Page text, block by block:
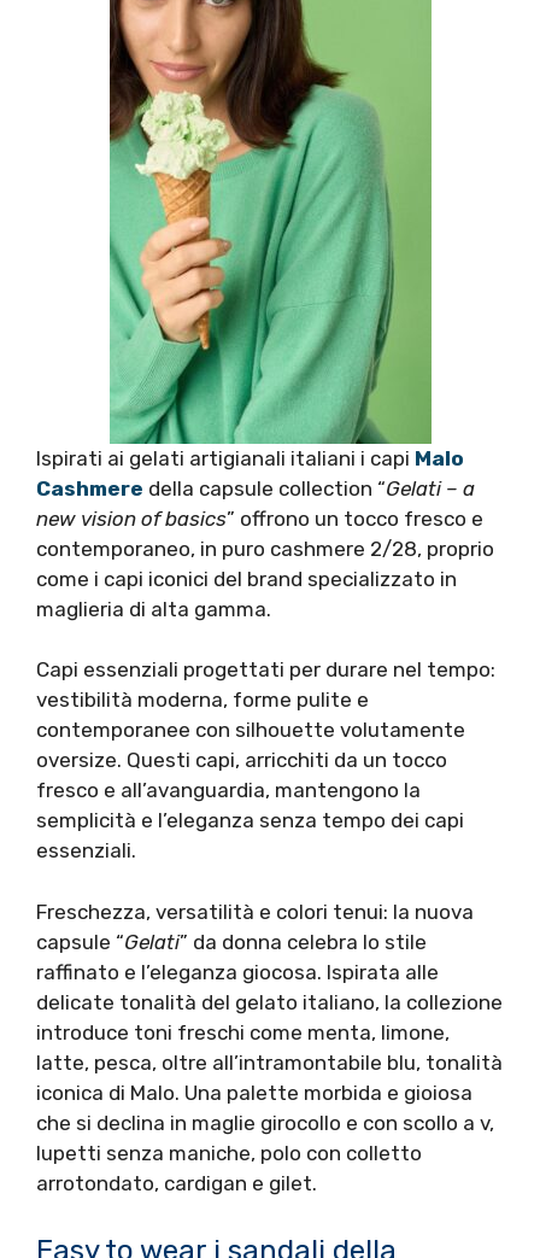
Ispirati ai gelati artigianali italiani i capi Malo
Cashmere della capsule collection “Gelati – a
new vision of basics” offrono un tocco fresco e
contemporaneo, in puro cashmere 2/28, proprio
come i capi iconici del brand specializzato in
maglieria di alta gamma.
Capi essenziali progettati per durare nel tempo:
vestibilità moderna, forme pulite e
contemporanee con silhouette volutamente
oversize. Questi capi, arricchiti da un tocco
fresco e all’avanguardia, mantengono la
semplicità e l’eleganza senza tempo dei capi
essenziali.
Freschezza, versatilità e colori tenui: la nuova
capsule “Gelati” da donna celebra lo stile
raffinato e l’eleganza giocosa. Ispirata alle
delicate tonalità del gelato italiano, la collezione
introduce toni freschi come menta, limone,
latte, pesca, oltre all’intramontabile blu, tonalità
iconica di Malo. Una palette morbida e gioiosa
che si declina in maglie girocollo e con scollo a v,
lupetti senza maniche, polo con colletto
arrotondato, cardigan e gilet.
Easy to wear i sandali della